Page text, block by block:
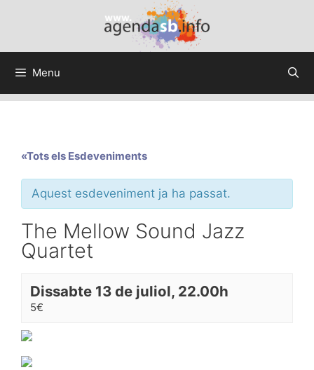
Menu
«Tots els Esdeveniments
Aquest esdeveniment ja ha passat.
The Mellow Sound Jazz
Quartet
Dissabte 13 de juliol, 22.00h
5€